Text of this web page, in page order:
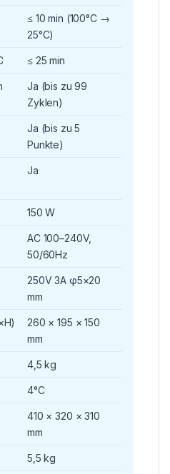
≤ 10 min (100°C →
25°C)
≤ 25 min
Ja (bis zu 99
Zyklen)
Ja (bis zu 5
Punkte)
Ja
150 W
AC 100–240V,
50/60Hz
250V 3A φ5×20
mm
260 × 195 × 150
mm
4,5 kg
4°C
410 × 320 × 310
mm
5,5 kg